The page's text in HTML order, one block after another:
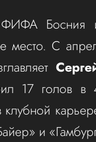
Босния
место. С
17 голов в
и